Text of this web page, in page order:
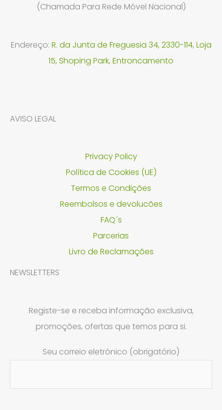
(Chamada Para Rede Móvel Nacional)
Endereço: R. da Junta de Freguesia 34, 2330-114, Loja
15, Shoping Park, Entroncamento
AVISO LEGAL
Privacy Policy
Política de Cookies (UE)
Termos e Condições
Reembolsos e devolucões
FAQ´s
Parcerias
Livro de Reclamações
NEWSLETTERS
Registe-se e receba informação exclusiva,
promoções, ofertas que temos para si.
Seu correio eletrónico (obrigatório)